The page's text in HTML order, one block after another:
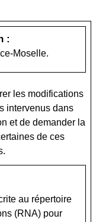
:
Moselle.
les modifications
intervenus dans
et de demander la
de ces
au répertoire
(RNA) pour